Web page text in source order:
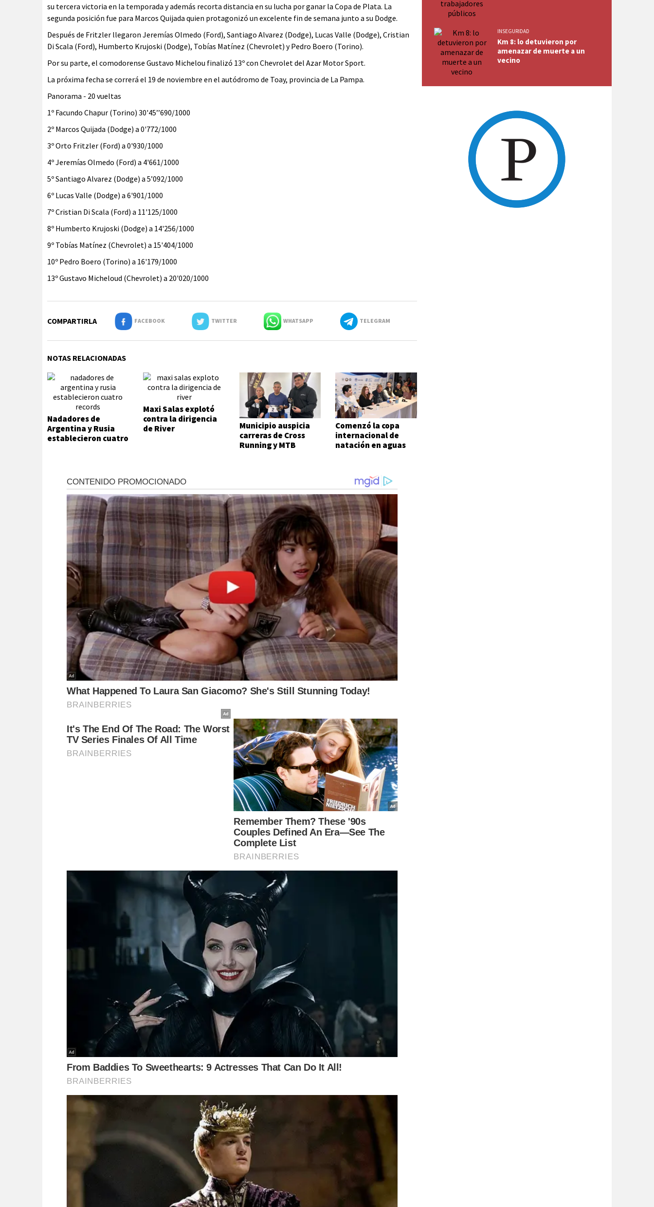
su tercera victoria en la temporada y además recorta distancia en su lucha por ganar la Copa de Plata. La
segunda posición fue para Marcos Quijada quien protagonizó un excelente fin de semana junto a su Dodge.
Después de Fritzler llegaron Jeremías Olmedo (Ford), Santiago Alvarez (Dodge), Lucas Valle (Dodge), Cristian
Di Scala (Ford), Humberto Krujoski (Dodge), Tobías Matínez (Chevrolet) y Pedro Boero (Torino).
Por su parte, el comodorense Gustavo Michelou finalizó 13º con Chevrolet del Azar Motor Sport.
La próxima fecha se correrá el 19 de noviembre en el autódromo de Toay, provincia de La Pampa.
Panorama - 20 vueltas
1º Facundo Chapur (Torino) 30'45’’690/1000
2º Marcos Quijada (Dodge) a 0'772/1000
3º Orto Fritzler (Ford) a 0'930/1000
4º Jeremías Olmedo (Ford) a 4'661/1000
5º Santiago Alvarez (Dodge) a 5’092/1000
6º Lucas Valle (Dodge) a 6'901/1000
7º Cristian Di Scala (Ford) a 11'125/1000
8º Humberto Krujoski (Dodge) a 14'256/1000
9º Tobías Matínez (Chevrolet) a 15'404/1000
10º Pedro Boero (Torino) a 16'179/1000
13º Gustavo Micheloud (Chevrolet) a 20'020/1000
COMPARTIRLA FACEBOOK TWITTER WHATSAPP TELEGRAM
NOTAS RELACIONADAS
Nadadores de
Argentina y Rusia
establecieron cuatro
Maxi Salas explotó
contra la dirigencia
de River
Municipio auspicia
carreras de Cross
Running y MTB
Comenzó la copa
internacional de
natación en aguas
INSEGURIDAD
Km 8: lo detuvieron por
amenazar de muerte a un
vecino